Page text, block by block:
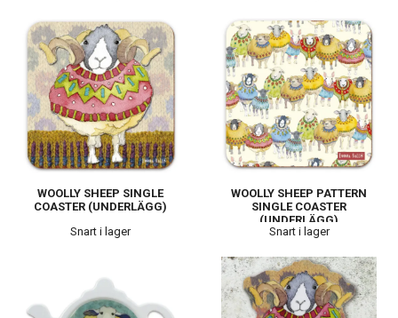
WOOLLY SHEEP SINGLE
COASTER (UNDERLÄGG)
Snart i lager
WOOLLY SHEEP PATTERN
SINGLE COASTER
(UNDERLÄGG)
Snart i lager